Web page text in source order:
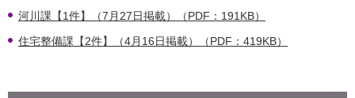
河川課【1件】（7月27日掲載）（PDF：191KB）
住宅整備課【2件】（4月16日掲載）（PDF：419KB）